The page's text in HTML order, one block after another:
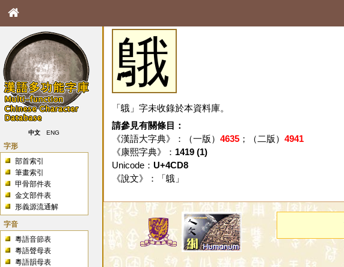
中文 ENG
字形
部首索引
筆畫索引
甲骨部件表
金文部件表
形義源流通解
字音
粵語音節表
粵語聲母表
粵語韻母表
䳘
「䳘」字未收錄於本資料庫。
請參見有關條目：
《漢語大字典》：（一版） 4635；（二版） 4941
《康熙字典》： 1419 (1)
Unicode： U+4CD8
《說文》：「 䳘」